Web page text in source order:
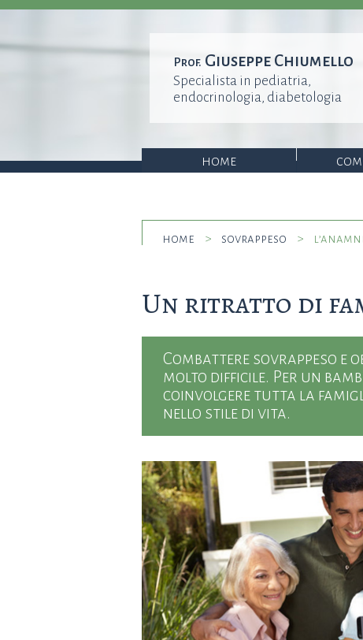
Prof. Giuseppe Chiumello
Specialista in pediatria,
endocrinologia, diabetologia
home
home > sovrappeso >
Un ritratto di
Combattere sovrappeso e
molto difficile. Per un
coinvolgere tutta la
nello stile di vita.